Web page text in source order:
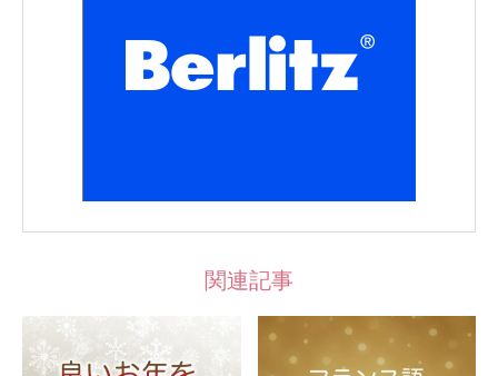
関連記事